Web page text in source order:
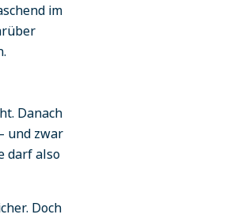
im
Danach
und zwar
darf also
Doch